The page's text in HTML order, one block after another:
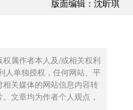
版面编辑：沈昕琪
属作者本人及/或相关权利
人单独授权，任何网站、平
关媒体的网站信息内容转
文章均为作者个人观点，